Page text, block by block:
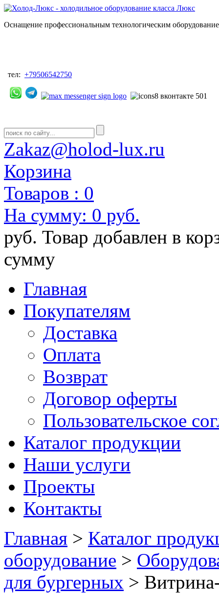
Оснащение профессиональным технологическим
тел: +79506542750
Zakaz@holod-lux.ru
Корзина
Товаров : 0
На сумму: 0 руб.
руб. Товар добавлен в
сумму
Главная
Покупателям
Доставка
Оплата
Возврат
Договор оферты
Пользовательское
Каталог продукции
Наши услуги
Проекты
Контакты
Главная > Каталог
оборудование >
для бургерных >